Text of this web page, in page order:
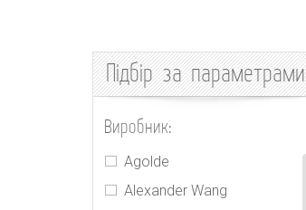
Підбірза параметрами
Виробник:
Agolde
Alexander Wang